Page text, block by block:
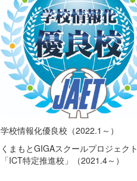
学校情報化優良校（2022.1～）
くまもとGIGAスクールプロジェクト
「ICT特定推進校」（2021.4～）